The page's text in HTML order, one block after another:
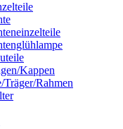
Kappen
Träger/Rahmen